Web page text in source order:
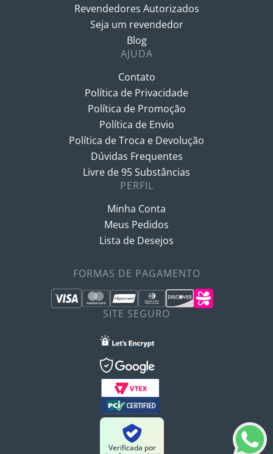
Revendedores Autorizados
Seja um revendedor
Blog
AJUDA
Contato
Política de Privacidade
Política de Promoção
Política de Envio
Política de Troca e Devolução
Dúvidas Frequentes
Livre de 95 Substâncias
PERFIL
Minha Conta
Meus Pedidos
Lista de Desejos
FORMAS DE PAGAMENTO
SITE SEGURO
Verificada por